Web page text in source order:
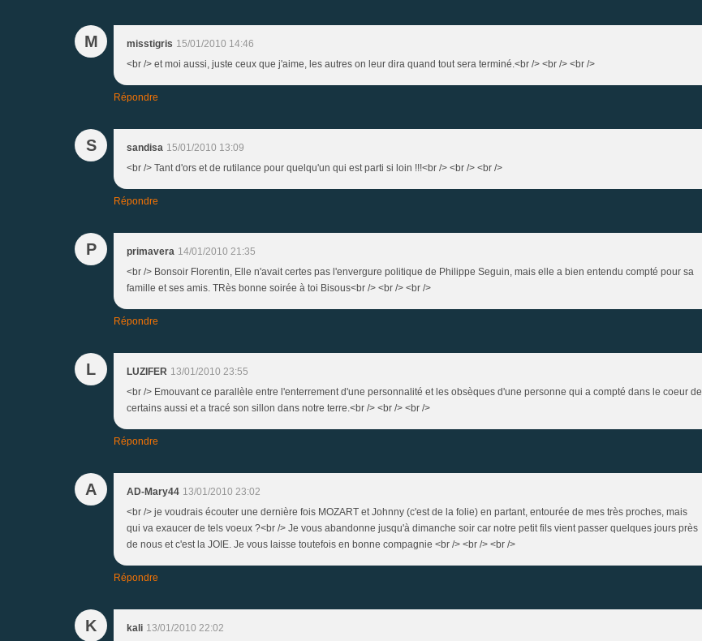
M misstigris 15/01/2010 14:46
<br /> et moi aussi, juste ceux que j'aime, les autres on leur dira quand tout sera terminé.<br /> <br /> <br />
Répondre
S sandisa 15/01/2010 13:09
<br /> Tant d'ors et de rutilance pour quelqu'un qui est parti si loin !!!<br /> <br /> <br />
Répondre
P primavera 14/01/2010 21:35
<br /> Bonsoir Florentin, Elle n'avait certes pas l'envergure politique de Philippe Seguin, mais elle a bien entendu compté pour sa
famille et ses amis. TRès bonne soirée à toi Bisous<br /> <br /> <br />
Répondre
L LUZIFER 13/01/2010 23:55
<br /> Emouvant ce parallèle entre l'enterrement d'une personnalité et les obsèques d'une personne qui a compté dans le coeur de
certains aussi et a tracé son sillon dans notre terre.<br /> <br /> <br />
Répondre
A AD-Mary44 13/01/2010 23:02
<br /> je voudrais écouter une dernière fois MOZART et Johnny (c'est de la folie) en partant, entourée de mes très proches, mais
qui va exaucer de tels voeux ?<br /> Je vous abandonne jusqu'à dimanche soir car notre petit fils vient passer quelques jours près
de nous et c'est la JOIE. Je vous laisse toutefois en bonne compagnie <br /> <br /> <br />
Répondre
K kali 13/01/2010 22:02